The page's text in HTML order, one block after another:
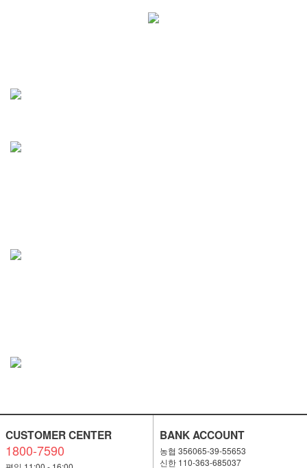
CUSTOMER CENTER
1800-7590
BANK ACCOUNT
농협 356065-39-55653
신한 110-363-685037